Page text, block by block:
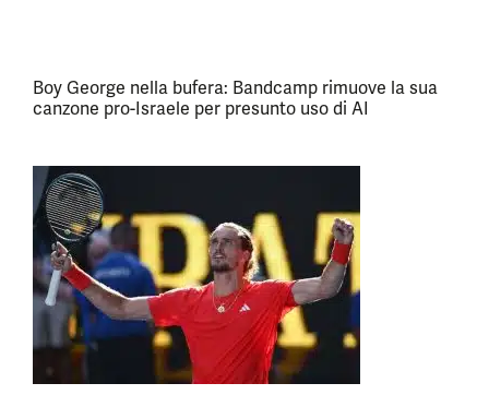
Boy George nella bufera: Bandcamp rimuove la sua
canzone pro-Israele per presunto uso di AI